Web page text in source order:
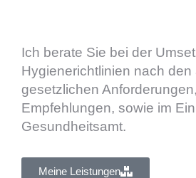
Ich berate Sie bei der
Hygienerichtlinien nach den
gesetzlichen
Empfehlungen, sowie im
Gesundheitsamt.
Meine Leistungen